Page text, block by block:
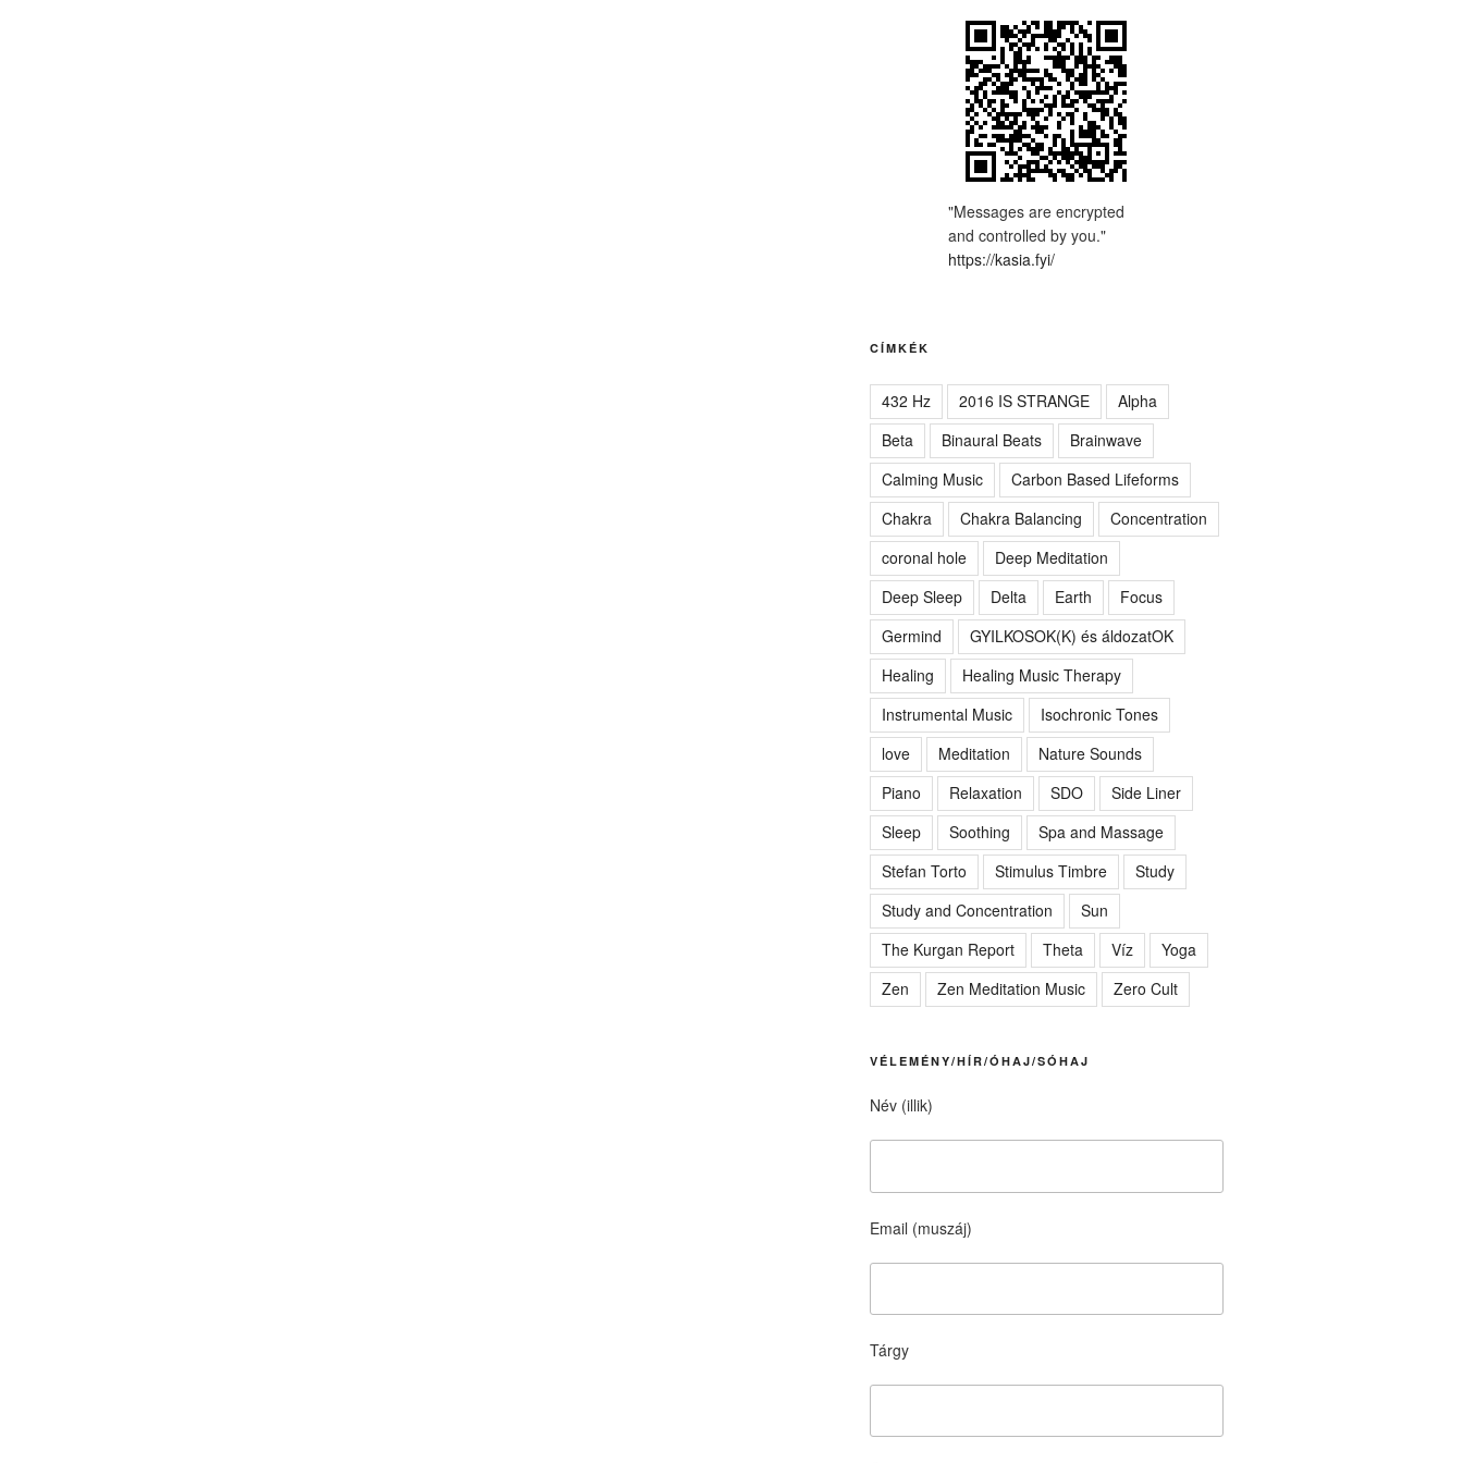
"Messages are encrypted
and controlled by you."
https://kasia.fyi/
CÍMKÉK
432 Hz 2016 IS STRANGE
Alpha
Beta
Binaural Beats
Brainwave
Calming Music
Carbon Based Lifeforms
Chakra
Chakra Balancing
Concentration
coronal hole
Deep Meditation
Deep Sleep
Delta Earth
Focus
Germind
GYILKOSOK(K) és áldozatOK
Healing
Healing Music Therapy
Instrumental Music
Isochronic Tones
love
Meditation
Nature Sounds
Piano
Relaxation SDO
Side Liner
Sleep
Soothing
Spa and Massage
Stefan Torto
Stimulus Timbre
Study
Study and Concentration
Sun
The Kurgan Report
Theta Víz
Yoga
Zen
Zen Meditation Music Zero Cult
VÉLEMÉNY/HÍR/ÓHAJ/SÓHAJ
Név (illik)
Email (muszáj)
Tárgy